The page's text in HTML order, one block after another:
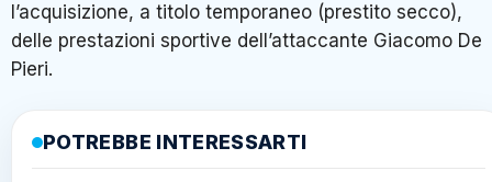
l’acquisizione, a titolo temporaneo (prestito secco),
delle prestazioni sportive dell’attaccante Giacomo De
Pieri.
POTREBBE INTERESSARTI